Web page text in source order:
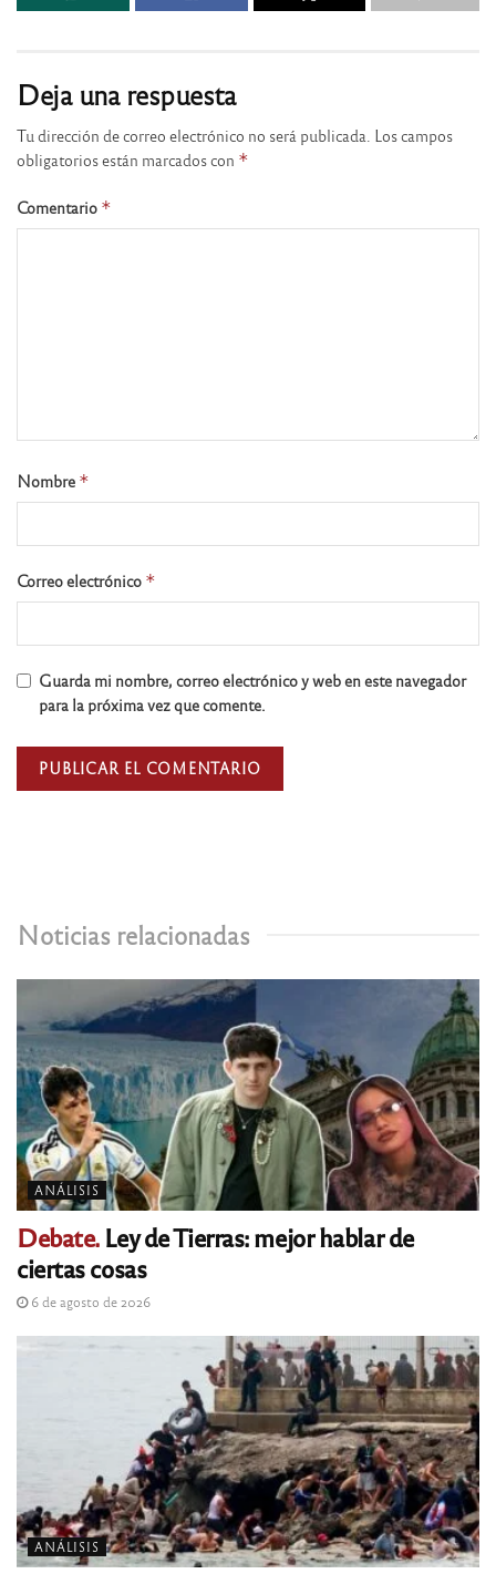
Noticias relacionadas
ANÁLISIS
Debate.Ley de Tierras: mejor hablar de
ciertas cosas
6 de agosto de 2026
ANÁLISIS
Deja una respuesta
Tu dirección de correo electrónico no será publicada. Los campos
obligatorios están marcados con *
Comentario *
Nombre *
Correo electrónico *
Guarda mi nombre, correo electrónico y web en este navegador
para la próxima vez que comente.